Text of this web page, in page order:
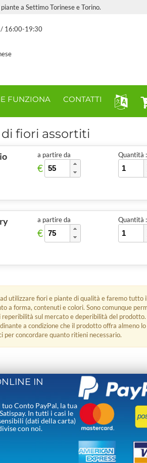
a Settimo Torinese e Torino.
/ 16:00-19:30
FUNZIONA CONTATTI
fiori assortiti
a partire da
€
Quantità :
a partire da
€
Quantità :
utilizzare fiori e piante di qualità e faremo tutto
a forma, contenuti e colori. Sono comunque
sul mercato e deperibilità del prodotto.
a condizione che il prodotto offra almeno
concordare quanto ritieni necessario.
IN
Conto PayPal, la tua
In tutti i casi le
(dati della carta)
con noi.